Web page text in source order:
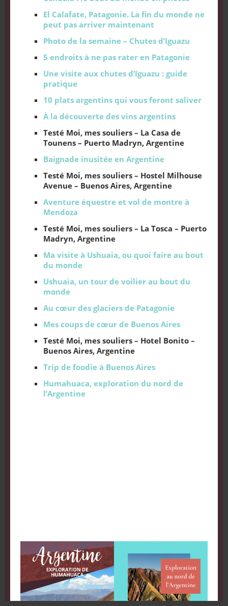
El Calafate, Patagonie. La fin du monde ne
peut pas arriver maintenant
Photo de la semaine – Chutes d’Iguazu
5 endroits à ne pas rater en Patagonie
Une visite aux chutes d’Iguazu : guide
pratique
10 plats argentins qui vous feront saliver
À la découverte des vins argentins
Testé Moi, mes souliers – La Casa de
Tounens – Puerto Madryn, Argentine
Baignade inusitée en Argentine
Testé Moi, mes souliers – Hostel Milhouse
Avenue – Buenos Aires, Argentine
Aventure équestre et vol de montre à
Mendoza
Testé Moi, mes souliers – La Tosca – Puerto
Madryn, Argentine
Ma visite à Ushuaia, ou quoi faire au bout
du monde
Ushuaia, un tour de voilier au bout du
monde
Au cœur des glaciers de Patagonie
Mes coups de cœur de Buenos Aires
Testé Moi, mes souliers – Hotel Bonito –
Buenos Aires, Argentine
Trip de foodie à Buenos Aires
Humahuaca, exploration du nord de
l’Argentine